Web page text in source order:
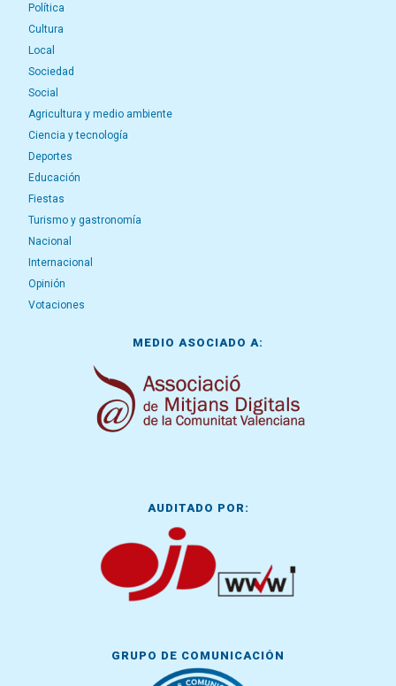
Política
Cultura
Local
Sociedad
Social
Agricultura y medio ambiente
Ciencia y tecnología
Deportes
Educación
Fiestas
Turismo y gastronomía
Nacional
Internacional
Opinión
Votaciones
MEDIO ASOCIADO A:
AUDITADO POR:
GRUPO DE COMUNICACIÓN